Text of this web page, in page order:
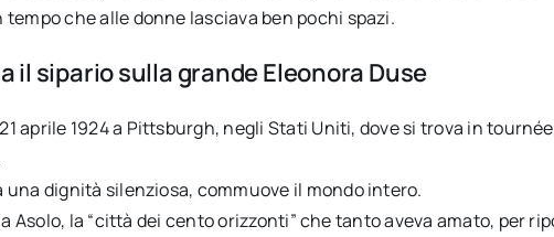
tempo che alle donne lasciava ben pochi spazi.
il sipario sulla grande Eleonora Duse
aprile 1924 a Pittsburgh, negli Stati Uniti, dove si trova in
una dignità silenziosa, commuove il mondo intero.
Asolo, la “città dei cento orizzonti” che tanto aveva amato, per